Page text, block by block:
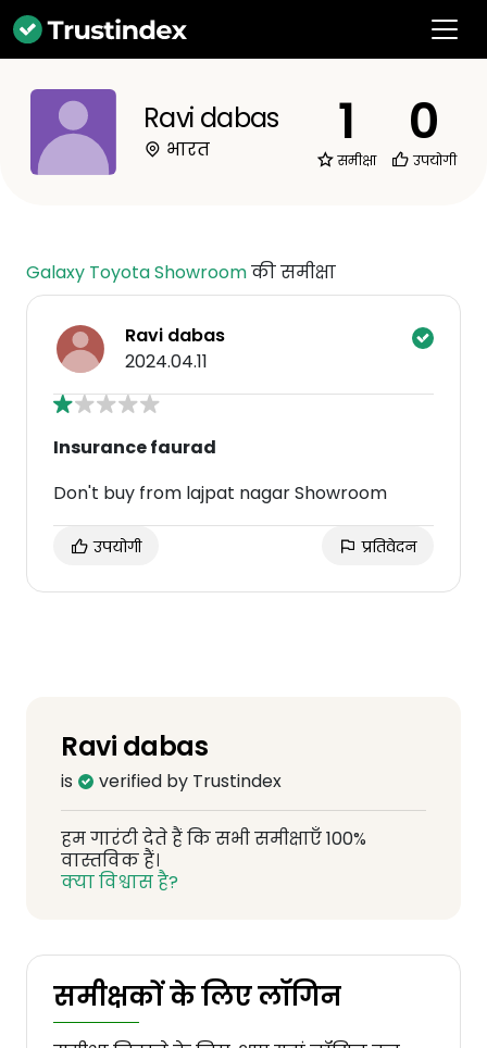
Ravi dabas
भारत 1
समीक्षा
0
उपयोगी
Galaxy Toyota Showroomकी समीक्षा
Ravi dabas
2024.04.11
Insurance faurad
Don't buy from lajpat nagar Showroom
उपयोगी प्रतिवेदन
Ravi dabas
is verified by Trustindex
हम गारंटी देते हैं कि सभी समीक्षाएँ 100%
वास्तविक हैं।
क्या विश्वास है?
समीक्षकों के लिए लॉगिन